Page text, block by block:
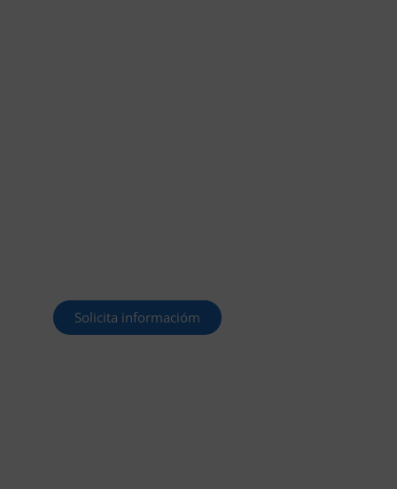
Solicita informacióm